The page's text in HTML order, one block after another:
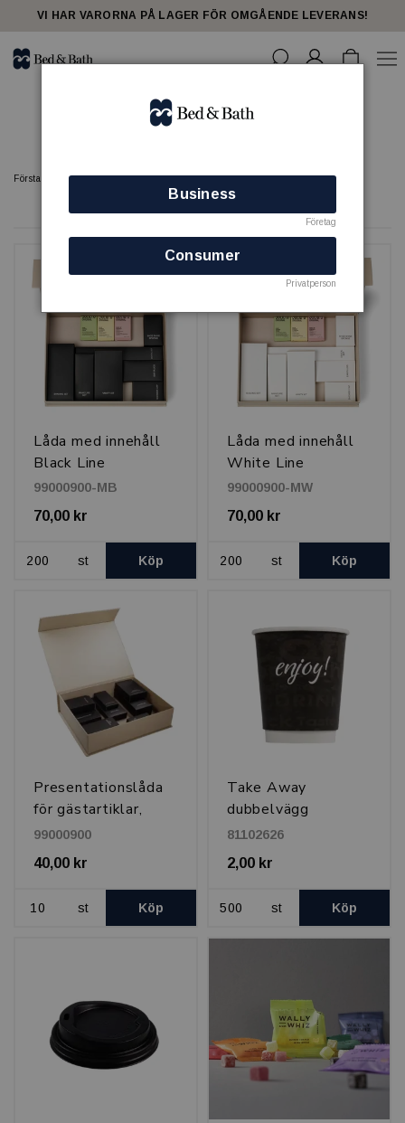
share23VI HAR VARORNA PÅ LAGER FÖR OMGÅENDE LEVERANS!
Gästartiklar
Förstasidan GÄSTPRODUKTER Gästartiklar
52 produkter
Låda med innehåll
Black Line
99000900-MB
70,00 kr
st Köp
Låda med innehåll
White Line
99000900-MW
70,00 kr
st Köp
Presentationslåda
för gästartiklar,
20x26 cm
99000900
40,00 kr
st Köp
Take Away
dubbelvägg
pappersmugg Enjoy!
23 cl, Svart med
dryckesmotiv
81102626
2,00 kr
st Köp
Business
Företag
Consumer
Privatperson